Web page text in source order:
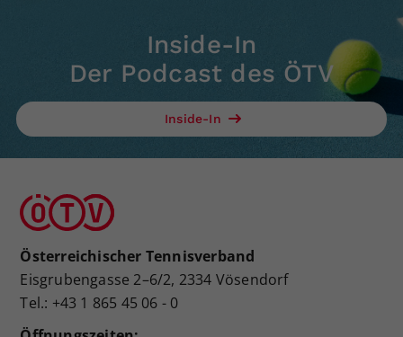
Inside-In
Der Podcast des ÖTV
Inside-In
Österreichischer Tennisverband
Eisgrubengasse 2–6/2, 2334 Vösendorf
Tel.: +43 1 865 45 06 - 0